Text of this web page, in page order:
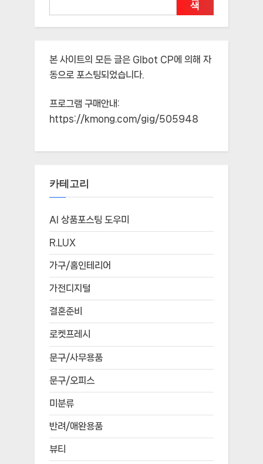
색
본 사이트의 모든 글은 Glbot CP에 의해 자
동으로 포스팅되었습니다.
프로그램 구매안내:
https://kmong.com/gig/505948
카테고리
AI 상품포스팅 도우미
R.LUX
가구/홈인테리어
가전디지털
결혼준비
로켓프레시
문구/사무용품
문구/오피스
미분류
반려/애완용품
뷰티